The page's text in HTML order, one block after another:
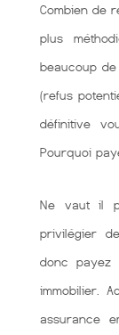
Combien de
plus
beaucoup
(refus
définitive
Pourquoi
Ne vaut il
privilégier
donc payez
immobilier.
assurance